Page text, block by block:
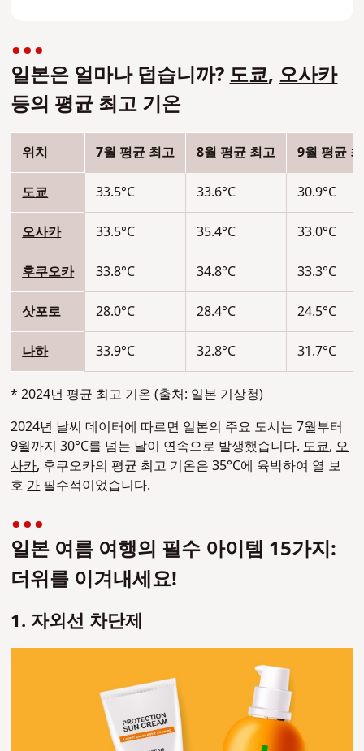
일본은 얼마나 덥습니까?도쿄,오사카
등의 평균 최고 기온
위치 7월 평균 최고 8월 평균 최고 9월 평균
도쿄 33.5°C 33.6°C 30.9°C
오사카 33.5°C 35.4°C 33.0°C
후쿠오카 33.8°C 34.8°C 33.3°C
삿포로 28.0°C 28.4°C 24.5°C
나하 33.9°C 32.8°C 31.7°C
* 2024년 평균 최고 기온 (출처: 일본 기상청)
2024년 날씨 데이터에 따르면 일본의 주요 도시는 7월부터
9월까지 30°C를 넘는 날이 연속으로 발생했습니다.도쿄,오
사카, 후쿠오카의 평균 최고 기온은 35°C에 육박하여 열 보
호가필수적이었습니다.
일본 여름 여행의 필수 아이템 15가지:
더위를 이겨내세요!
1. 자외선 차단제